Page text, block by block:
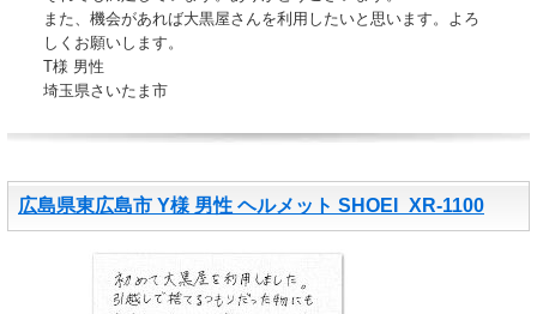
また、機会があれば大黒屋さんを利用したいと思います。よろ
しくお願いします。
T様 男性
埼玉県さいたま市
広島県東広島市 Y様 男性 ヘルメット SHOEI_XR-1100